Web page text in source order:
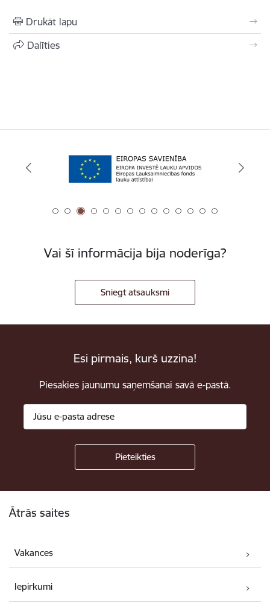
Drukāt lapu
Dalīties
Vai šī informācija bija noderīga?
Sniegt atsauksmi
Esi pirmais, kurš uzzina!
Piesakies jaunumu saņemšanai savā e-pastā.
Ātrās saites
Vakances
Iepirkumi